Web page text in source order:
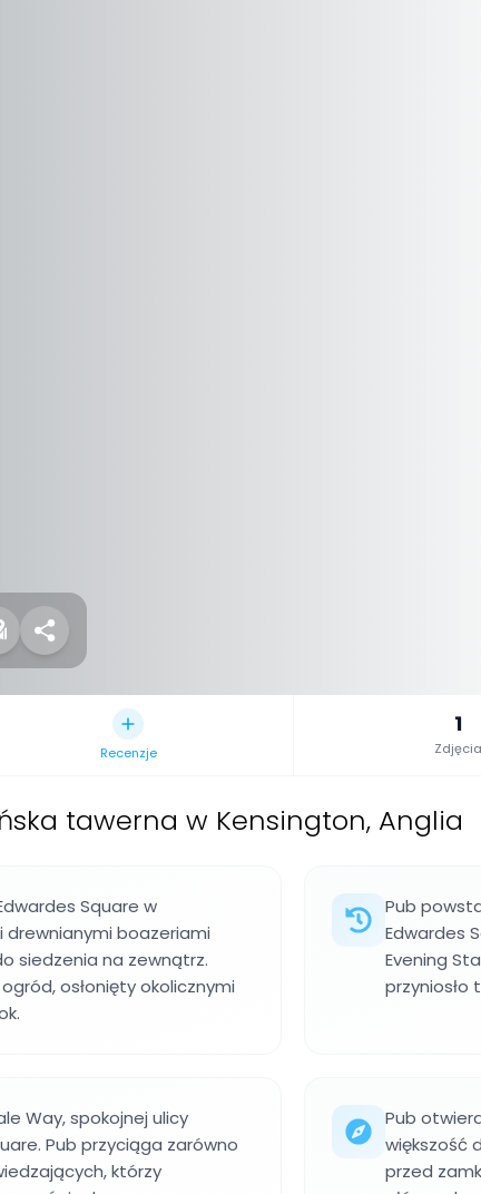
Recenzje
1
Zdjęcia
tawerna w Kensington, Anglia
Square w
drewnianymi boazeriami
siedzenia na zewnątrz.
osłonięty okolicznymi
Pub
Edwardes
Evening
przyniosło
Way, spokojnej ulicy
Pub przyciąga zarówno
którzy
Pub
większość
przed